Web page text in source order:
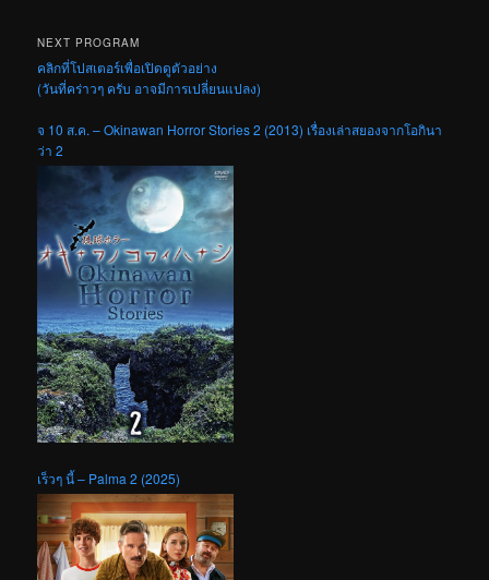
NEXT PROGRAM
คลิกที่โปสเตอร์เพื่อเปิดดูตัวอย่าง
(วันที่คร่าวๆ ครับ อาจมีการเปลี่ยนแปลง)
จ 10 ส.ค. – Okinawan Horror Stories 2 (2013) เรื่องเล่าสยองจากโอกินา
ว่า 2
เร็วๆ นี้ – Palma 2 (2025)